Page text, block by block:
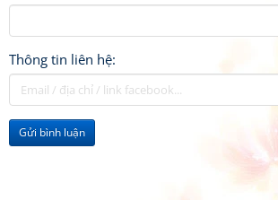
Thông tin liên hệ:
Gửi bình luận